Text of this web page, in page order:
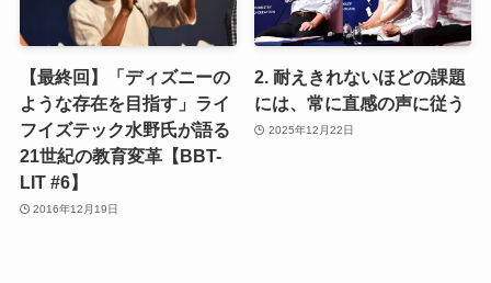
【最終回】「ディズニーの
ような存在を目指す」ライ
フイズテック水野氏が語る
21世紀の教育変革【BBT-
LIT #6】
2016年12月19日
2. 耐えきれないほどの課題
には、常に直感の声に従う
2025年12月22日